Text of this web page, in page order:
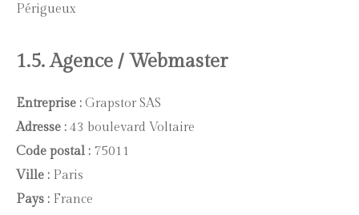
Périgueux
1.5. Agence / Webmaster
Entreprise : Grapstor SAS
Adresse : 43 boulevard Voltaire
Code postal : 75011
Ville : Paris
Pays : France